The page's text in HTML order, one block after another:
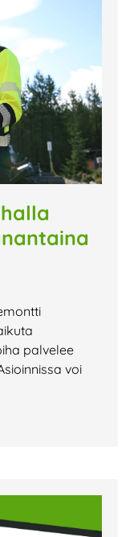
palvelee
voi